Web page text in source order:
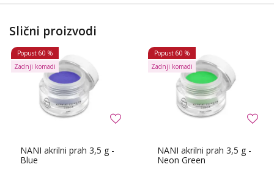
Slični proizvodi
NANI akrilni prah 3,5 g -
Blue
Popust 60 %
Zadnji komadi
NANI akrilni prah 3,5 g -
Neon Green
Popust 60 %
Zadnji komadi